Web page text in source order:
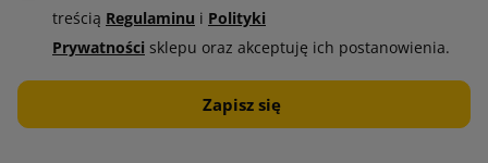
treścią Regulaminu i Polityki
Prywatności sklepu oraz akceptuję ich postanowienia.